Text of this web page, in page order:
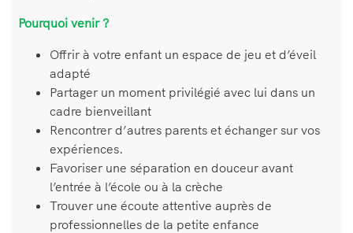
Pourquoi venir ?
Offrir à votre enfant un espace de jeu et d’éveil
adapté
Partager un moment privilégié avec lui dans un
cadre bienveillant
Rencontrer d’autres parents et échanger sur vos
expériences.
Favoriser une séparation en douceur avant
l’entrée à l’école ou à la crèche
Trouver une écoute attentive auprès de
professionnelles de la petite enfance